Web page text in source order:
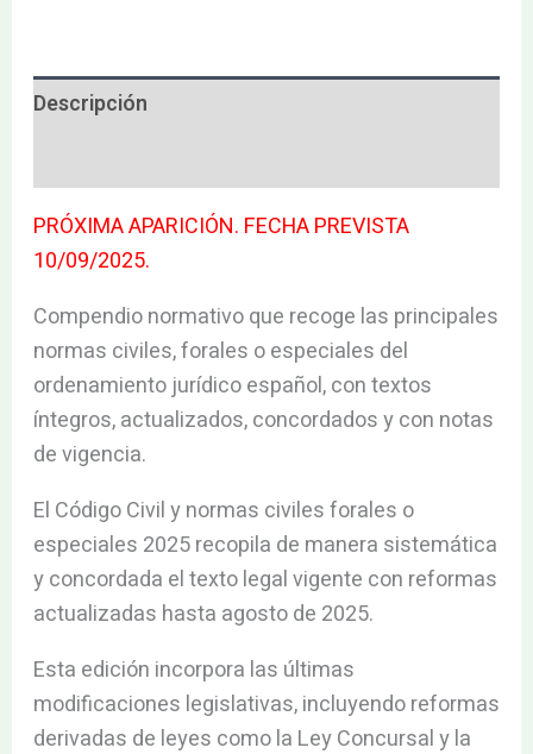
Descripción
PRÓXIMA APARICIÓN. FECHA PREVISTA
10/09/2025.
Compendio normativo que recoge las principales
normas civiles, forales o especiales del
ordenamiento jurídico español, con textos
íntegros, actualizados, concordados y con notas
de vigencia.
El Código Civil y normas civiles forales o
especiales 2025 recopila de manera sistemática
y concordada el texto legal vigente con reformas
actualizadas hasta agosto de 2025.
Esta edición incorpora las últimas
modificaciones legislativas, incluyendo reformas
derivadas de leyes como la Ley Concursal y la